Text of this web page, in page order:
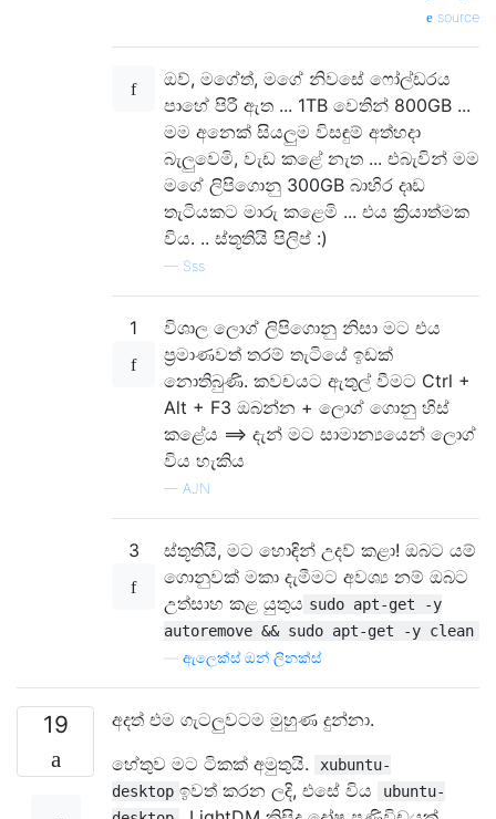
source
ඔව්, මගේත්, මගේ නිවසේ ෆෝල්ඩරය
පාහේ පිරී ඇත ... 1TB වෙතින් 800GB ...
මම අනෙක් සියලුම විසඳුම් අත්හදා
බැලුවෙමි, වැඩ කළේ නැත ... එබැවින් මම
මගේ ලිපිගොනු 300GB බාහිර දෘඩ
තැටියකට මාරු කළෙමි ... එය ක්‍රියාත්මක
විය. .. ස්තූතියි පිලිප් :)
— Sss
1
විශාල ලොග් ලිපිගොනු නිසා මට එය
ප්‍රමාණවත් තරම් තැටියේ ඉඩක්
නොතිබුණි. කවචයට ඇතුල් වීමට Ctrl +
Alt + F3 ඔබන්න + ලොග් ගොනු හිස්
කළේය ==> දැන් මට සාමාන්‍යයෙන් ලොග්
විය හැකිය
— AJN
3
ස්තූතියි, මට හොඳින් උදව් කළා! ඔබට යම්
ගොනුවක් මකා දැමීමට අවශ්‍ය නම් ඔබට
උත්සාහ කළ යුතුය sudo apt-get -y
autoremove && sudo apt-get -y clean
ඇලෙක්ස් ඔන් ලිනක්ස්
19
අදත් එම ගැටලුවටම මුහුණ දුන්නා.
හේතුව මට ටිකක් අමුතුයි.
xubuntu-
desktop ඉවත් කරන ලදි, එසේ විය
ubuntu-